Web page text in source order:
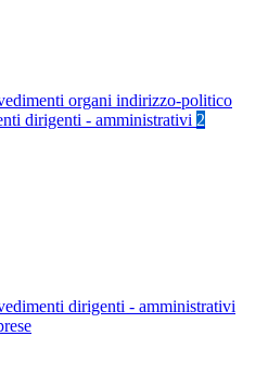
organi indirizzo-politico
dirigenti - amministrativi 2
dirigenti - amministrativi